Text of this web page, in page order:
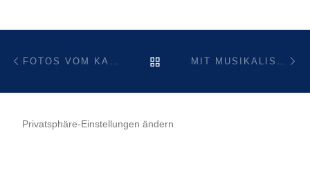
BeitragsnavigationZURÜCK ZUR
Privatsphäre-Einstellungen ändern